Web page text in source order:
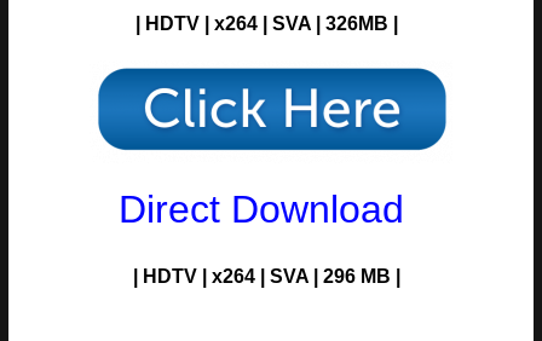
| HDTV | x264 | SVA | 326MB |
Direct Download
| HDTV | x264 | SVA | 296 MB |